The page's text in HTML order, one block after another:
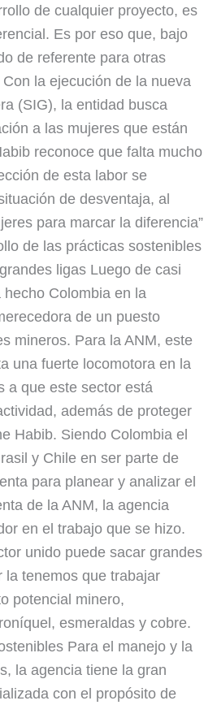
de cualquier proyecto, es
Es por eso que, bajo
de referente para otras
la ejecución de la nueva
(SIG), la entidad busca
a las mujeres que están
reconoce que falta mucho
de esta labor se
de desventaja, al
para marcar la diferencia”
de las prácticas sostenibles
ligas Luego de casi
Colombia en la
de un puesto
mineros. Para la ANM, este
una fuerte locomotora en la
a que este sector está
además de proteger
Habib. Siendo Colombia el
y Chile en ser parte de
para planear y analizar el
de la ANM, la agencia
en el trabajo que se hizo.
unido puede sacar grandes
la tenemos que trabajar
potencial minero,
esmeraldas y cobre.
Para el manejo y la
la agencia tiene la gran
con el propósito de